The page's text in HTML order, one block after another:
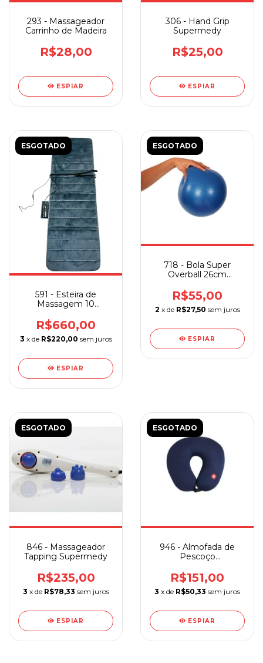
293 - Massageador
Carrinho de Madeira
R$28,00
ESPIAR
306 - Hand Grip
Supermedy
R$25,00
ESPIAR
ESGOTADO
591 - Esteira de
Massagem 10
R$660,00
3 x de R$220,00 sem juros
ESPIAR
ESGOTADO
718 - Bola Super
Overball 26cm
R$55,00
2 x de R$27,50 sem juros
ESPIAR
ESGOTADO
846 - Massageador
Tapping Supermedy
R$235,00
3 x de R$78,33 sem juros
ESPIAR
ESGOTADO
946 - Almofada de
Pescoço
Supermedy
R$151,00
3 x de R$50,33 sem juros
ESPIAR